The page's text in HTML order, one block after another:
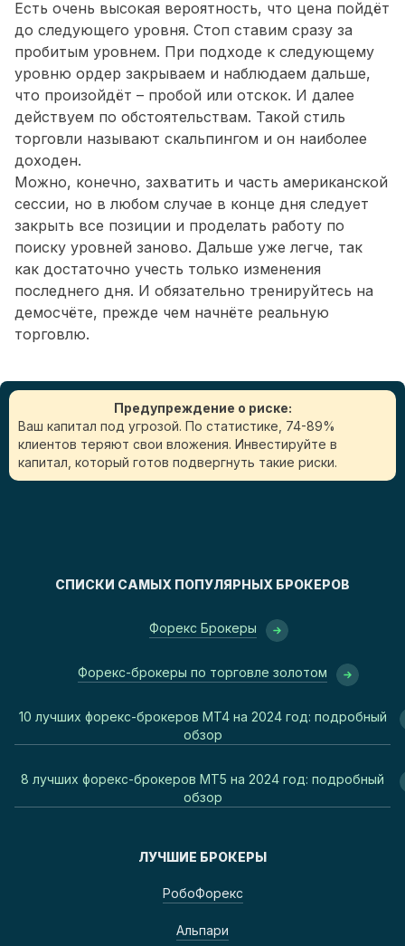
Есть очень высокая вероятность, что цена пойдёт
до следующего уровня. Стоп ставим сразу за
пробитым уровнем. При подходе к следующему
уровню ордер закрываем и наблюдаем дальше,
что произойдёт – пробой или отскок. И далее
действуем по обстоятельствам. Такой стиль
торговли называют скальпингом и он наиболее
доходен.
Можно, конечно, захватить и часть американской
сессии, но в любом случае в конце дня следует
закрыть все позиции и проделать работу по
поиску уровней заново. Дальше уже легче, так
как достаточно учесть только изменения
последнего дня. И обязательно тренируйтесь на
демосчёте, прежде чем начнёте реальную
торговлю.
Предупреждение о риске:
Ваш капитал под угрозой. По статистике, 74-89%
клиентов теряют свои вложения. Инвестируйте в
капитал, который готов подвергнуть такие риски.
СПИСКИ САМЫХ ПОПУЛЯРНЫХ БРОКЕРОВ
Форекс Брокеры
Форекс-брокеры по торговле золотом
10 лучших форекс-брокеров MT4 на 2024 год: подробный
обзор
8 лучших форекс-брокеров MT5 на 2024 год: подробный
обзор
ЛУЧШИЕ БРОКЕРЫ
РобоФорекс
Альпари